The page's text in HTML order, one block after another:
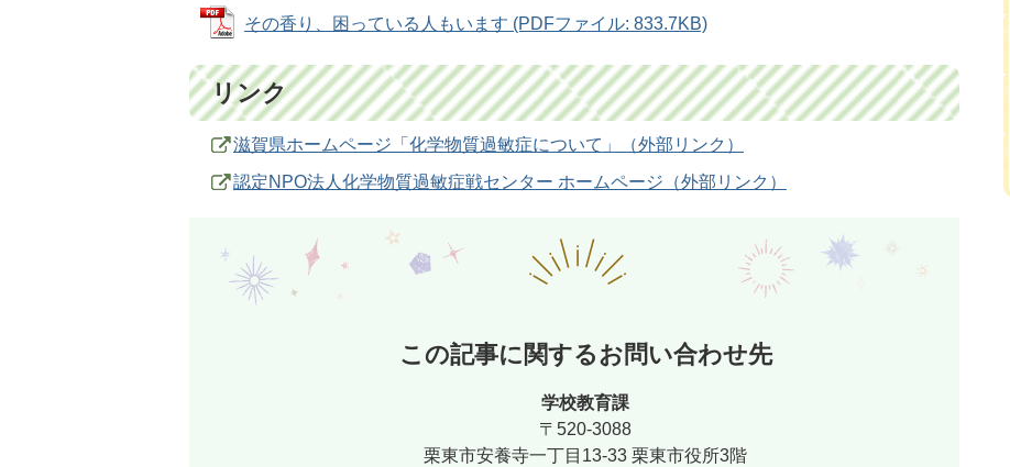
その香り、困っている人もいます (PDFファイル: 833.7KB)
リンク
滋賀県ホームページ「化学物質過敏症について」（外部リンク）
認定NPO法人化学物質過敏症戦センター ホームページ（外部リンク）
この記事に関するお問い合わせ先
学校教育課
〒520-3088
栗東市安養寺一丁目13-33 栗東市役所3階